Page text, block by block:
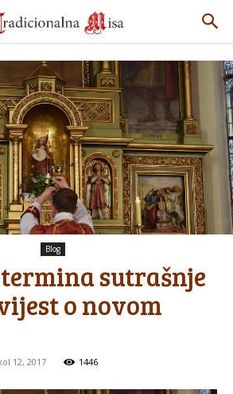
Blog
sutrašnje
o novom
12, 2017 1446